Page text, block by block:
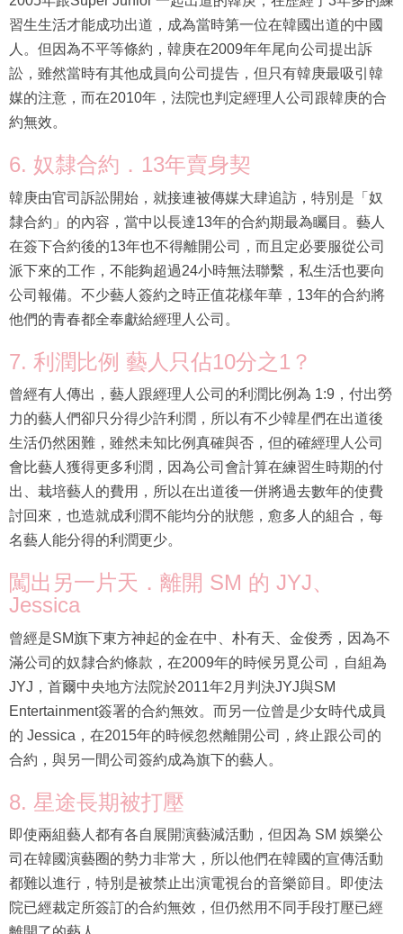
習生生活才能成功出道，成為當時第一位在韓國出道的中國
人。但因為不平等條約，韓庚在2009年年尾向公司提出訴
訟，雖然當時有其他成員向公司提告，但只有韓庚最吸引韓
媒的注意，而在2010年，法院也判定經理人公司跟韓庚的合
約無效。
6. 奴隸合約．13年賣身契
韓庚由官司訴訟開始，就接連被傳媒大肆追訪，特別是「奴
隸合約」的內容，當中以長達13年的合約期最為矚目。藝人
在簽下合約後的13年也不得離開公司，而且定必要服從公司
派下來的工作，不能夠超過24小時無法聯繫，私生活也要向
公司報備。不少藝人簽約之時正值花樣年華，13年的合約將
他們的青春都全奉獻給經理人公司。
7. 利潤比例 藝人只佔10分之1？
曾經有人傳出，藝人跟經理人公司的利潤比例為 1:9，付出勞
力的藝人們卻只分得少許利潤，所以有不少韓星們在出道後
生活仍然困難，雖然未知比例真確與否，但的確經理人公司
會比藝人獲得更多利潤，因為公司會計算在練習生時期的付
出、栽培藝人的費用，所以在出道後一併將過去數年的使費
討回來，也造就成利潤不能均分的狀態，愈多人的組合，每
名藝人能分得的利潤更少。
闖出另一片天．離開 SM 的 JYJ、
Jessica
曾經是SM旗下東方神起的金在中、朴有天、金俊秀，因為不
滿公司的奴隸合約條款，在2009年的時候另覓公司，自組為
JYJ，首爾中央地方法院於2011年2月判決JYJ與SM
Entertainment簽署的合約無效。而另一位曾是少女時代成員
的 Jessica，在2015年的時候忽然離開公司，終止跟公司的
合約，與另一間公司簽約成為旗下的藝人。
8. 星途長期被打壓
即使兩組藝人都有各自展開演藝減活動，但因為 SM 娛樂公
司在韓國演藝圈的勢力非常大，所以他們在韓國的宣傳活動
都難以進行，特別是被禁止出演電視台的音樂節目。即使法
院已經裁定所簽訂的合約無效，但仍然用不同手段打壓已經